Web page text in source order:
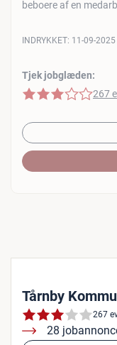
beboere af en
Tjek jobglæden:
3 af 5 stjerner
267
INDRYKKET: 11-09-2025
Tårnby
267
28